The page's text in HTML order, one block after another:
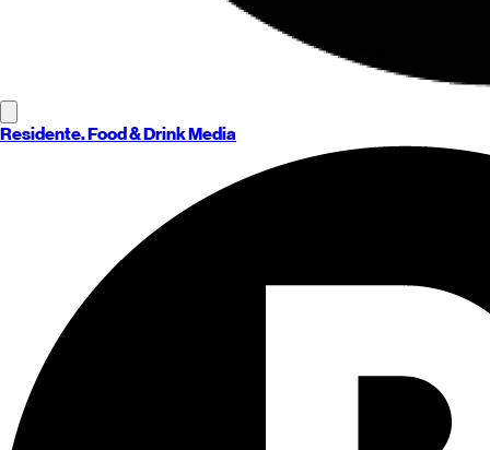
Residente. Food & Drink Media